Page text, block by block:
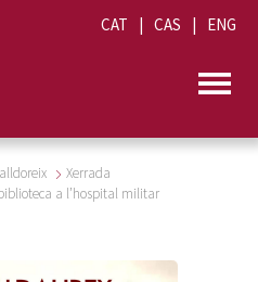
CAT CAS ENG
Xerrada
a l’hospital militar